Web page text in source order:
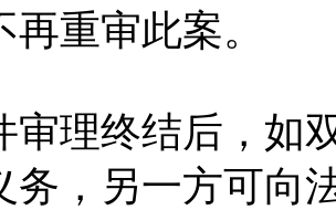
再重审此案。
终结后，如双
务，另一方可向